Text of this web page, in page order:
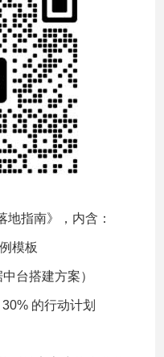
地指南》，内含：
模板
台搭建方案）
的行动计划